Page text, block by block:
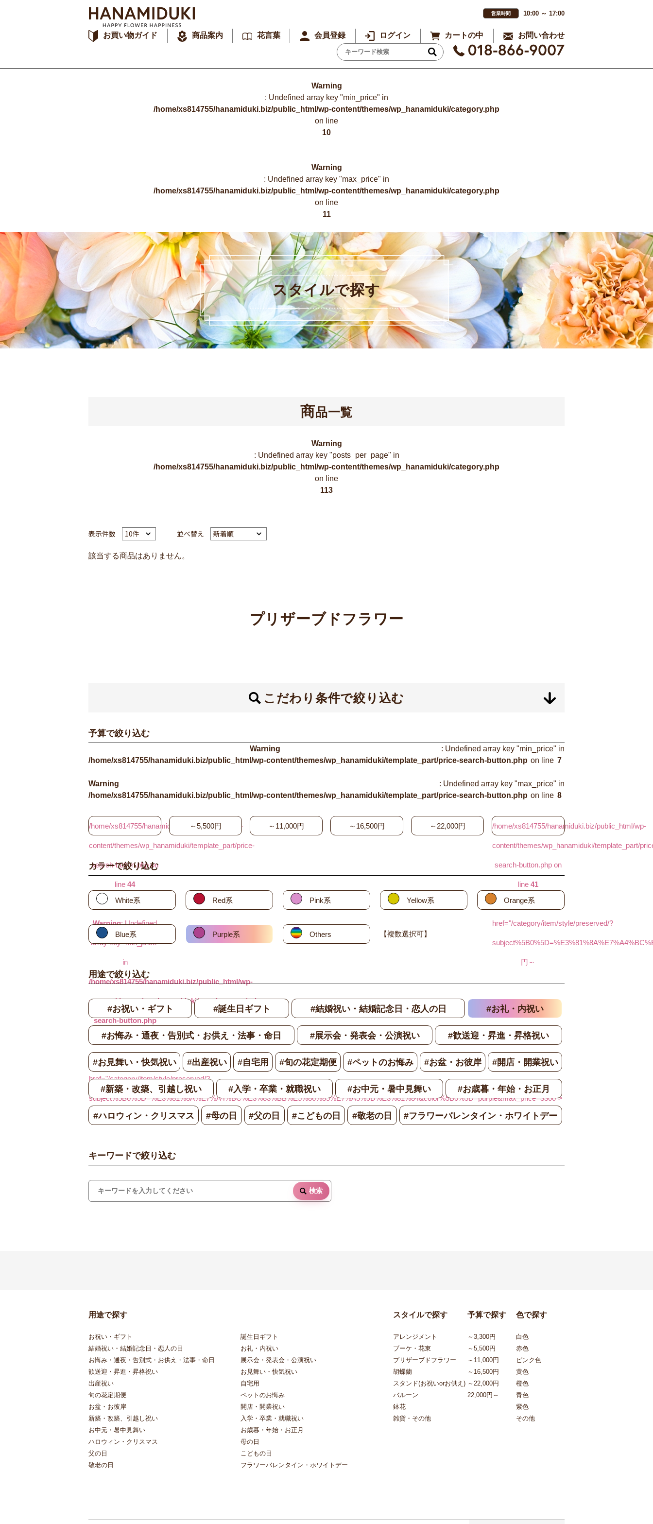
営業時間 10:00 ～ 17:00
お買い物ガイド 商品案内 花言葉 会員登録 ログイン カートの中 お問い合わせ
Warning
: Undefined array key "min_price" in
/home/xs814755/hanamiduki.biz/public_html/wp-content/themes/wp_hanamiduki/category.php
on line
10
Warning
: Undefined array key "max_price" in
/home/xs814755/hanamiduki.biz/public_html/wp-content/themes/wp_hanamiduki/category.php
on line
11
スタイルで探す
商品一覧
Warning
: Undefined array key "posts_per_page" in
/home/xs814755/hanamiduki.biz/public_html/wp-content/themes/wp_hanamiduki/category.php
on line
113
表示件数 並べ替え
該当する商品はありません。
プリザーブドフラワー
こだわり条件で絞り込む
予算で絞り込む
Warning
: Undefined array key "min_price" in
/home/xs814755/hanamiduki.biz/public_html/wp-content/themes/wp_hanamiduki/template_part/price-search-button.php on line 7
Warning
: Undefined array key "max_price" in
/home/xs814755/hanamiduki.biz/public_html/wp-content/themes/wp_hanamiduki/template_part/price-search-button.php on line 8
/home/xs814755/hanamiduki.biz/public_html/wp-
content/themes/wp_hanamiduki/template_part/price-
search-button.php on
line 44
Warning: Undefined
array key "min_price"
in
/home/xs814755/hanamiduki.biz/public_html/wp-
content/themes/wp_hanamiduki/template_part/price-
search-button.php
on line48
"
href="/category/item/style/preserved/?
subject%5B0%5D=%E3%81%8A%E7%A4%BC%E3%83%BB%E5%86%85%E7%A5%9D%E3%81%84&color%5B0%5D=purple&max_price=3300">
～3,300円
～5,500円 ～11,000円 ～16,500円 ～22,000円 /home/xs814755/hanamiduki.biz/public_html/wp-
content/themes/wp_hanamiduki/template_part/
search-button.php on
line 41
"
href="/category/item/style/preserved/?
円～
カラーで絞り込む
White系 Red系 Pink系 Yellow系 Orange系
Blue系 Purple系 Others 【複数選択可】
用途で絞り込む
#お祝い・ギフト #誕生日ギフト #結婚祝い・結婚記念日・恋人の日 #お礼・内祝い
#お悔み・通夜・告別式・お供え・法事・命日 #展示会・発表会・公演祝い #歓送迎・昇進・昇格祝い
#お見舞い・快気祝い #出産祝い #自宅用 #旬の花定期便 #ペットのお悔み #お盆・お彼岸 #開店・開業祝い
#新築・改築、引越し祝い #入学・卒業・就職祝い #お中元・暑中見舞い #お歳暮・年始・お正月
#ハロウィン・クリスマス #母の日 #父の日 #こどもの日 #敬老の日 #フラワーバレンタイン・ホワイトデー
キーワードで絞り込む
検索
用途で探す
お祝い・ギフト
誕生日ギフト
結婚祝い・結婚記念日・恋人の日
お礼・内祝い
お悔み・通夜・告別式・お供え・法事・命日
展示会・発表会・公演祝い
歓送迎・昇進・昇格祝い
お見舞い・快気祝い
出産祝い
自宅用
旬の花定期便
ペットのお悔み
お盆・お彼岸
開店・開業祝い
新築・改築、引越し祝い
入学・卒業・就職祝い
お中元・暑中見舞い
お歳暮・年始・お正月
ハロウィン・クリスマス
母の日
父の日
こどもの日
敬老の日
フラワーバレンタイン・ホワイトデー
スタイルで探す
アレンジメント
ブーケ・花束
プリザーブドフラワー
胡蝶蘭
スタンド(お祝いorお供え)
バルーン
鉢花
雑貨・その他
予算で探す
～3,300円
～5,500円
～11,000円
～16,500円
～22,000円
22,000円～
色で探す
白色
赤色
ピンク色
黄色
橙色
青色
紫色
その他